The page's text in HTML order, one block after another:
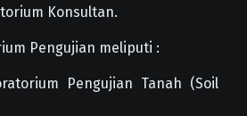
Konsultan.
Pengujian meliputi :
Pengujian Tanah (Soil